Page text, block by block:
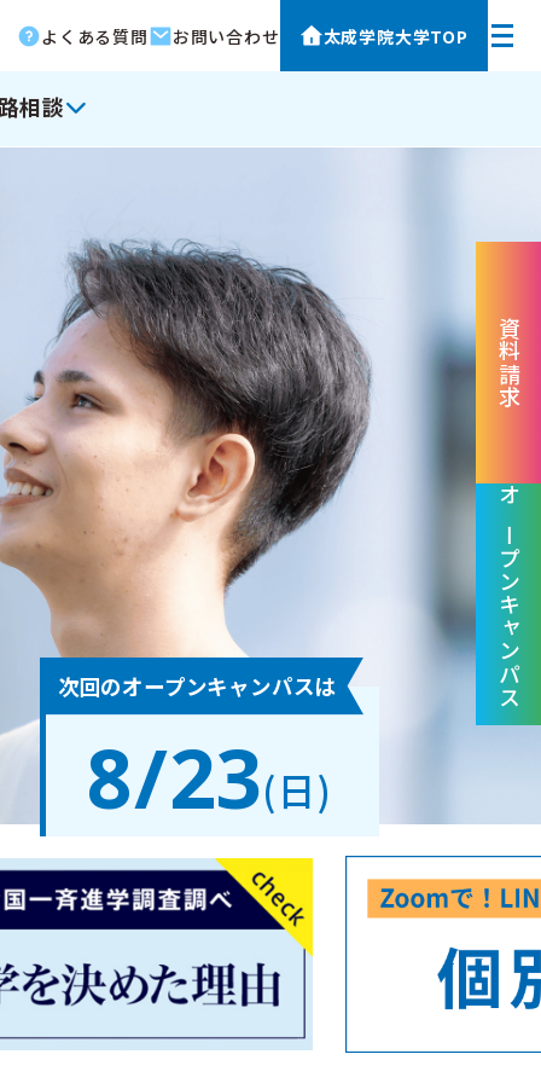
よくある質問 お問い合わせ 太成学院大学TOP
相談
次回のオープンキャンパスは
8/23(日)
資料請求
オープンキャンパス